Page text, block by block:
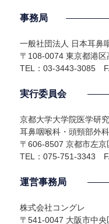
事務局
一般社団法人 日本耳鼻
〒108-0074 東京都港
TEL：03-3443-3085
実行委員会
京都大学大学院医学研
耳鼻咽喉科・頭頸部外
〒606-8507 京都市左
TEL：075-751-3343
運営事務局
株式会社コングレ
〒541-0047 大阪市中